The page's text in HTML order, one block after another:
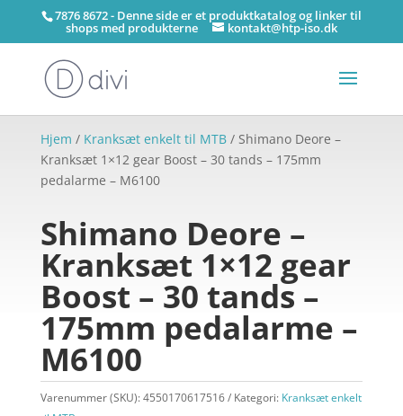
7876 8672 - Denne side er et produktkatalog og linker til
shops med produkterne kontakt@htp-iso.dk
Hjem / Kranksæt enkelt til MTB/ Shimano Deore –
Kranksæt 1×12 gear Boost – 30 tands – 175mm
pedalarme – M6100
Shimano Deore –
Kranksæt 1×12 gear
Boost – 30 tands –
175mm pedalarme –
M6100
Varenummer (SKU):4550170617516 Kategori: Kranksæt enkelt